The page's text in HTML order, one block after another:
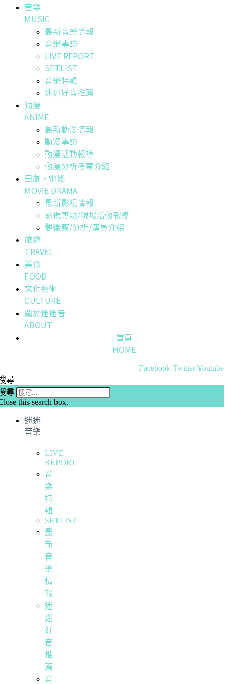
音樂
MUSIC
最新音樂情報
音樂專訪
LIVE REPORT
SETLIST
音樂特輯
迷迷好音推薦
動漫
ANIME
最新動漫情報
動漫專訪
動漫活動報導
動漫分析考察介紹
日劇・電影
MOVIE DRAMA
最新影視情報
影視專訪/現場活動報導
觀後感/分析/演員介紹
旅遊
TRAVEL
美食
FOOD
文化藝術
CULTURE
關於迷迷音
ABOUT
首頁
HOME
Facebook TwitterYoutube
尋
尋
this search box.
迷迷
音樂
LIVE
REPORT
音
樂
特
輯
SETLIST
最
新
音
樂
情
報
迷
迷
好
音
推
薦
音